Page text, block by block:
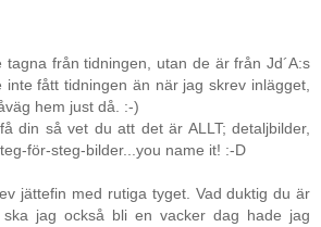
tagna från tidningen, utan de är från Jd´A:s
inte fått tidningen än när jag skrev inlägget,
hem just då. :-)
din så vet du att det är ALLT; detaljbilder,
för-steg-bilder...you name it! :-D
jättefin med rutiga tyget. Vad duktig du är
jag också bli en vacker dag hade jag